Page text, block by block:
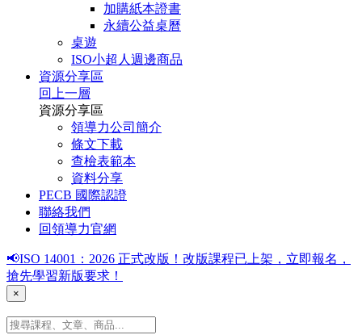
加購紙本證書
永續公益桌曆
桌遊
ISO小超人週邊商品
資源分享區
回上一層
資源分享區
領導力公司簡介
條文下載
查檢表範本
資料分享
PECB 國際認證
聯絡我們
回領導力官網
📢ISO 14001：2026 正式改版！改版課程已上架，立即報名，
搶先學習新版要求！
×